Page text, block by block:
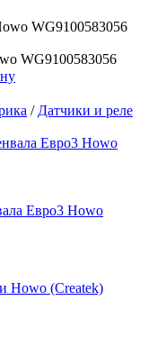
WG9100583056
/ Датчики и реле
Евро3 Howo